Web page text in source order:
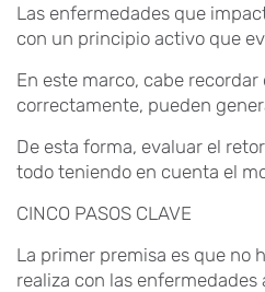
Las enfermedades que
con un principio activo que
En este marco, cabe
correctamente, pueden
De esta forma, evaluar el
todo teniendo en cuenta el
CINCO PASOS CLAVE
La primer premisa es que no
realiza con las